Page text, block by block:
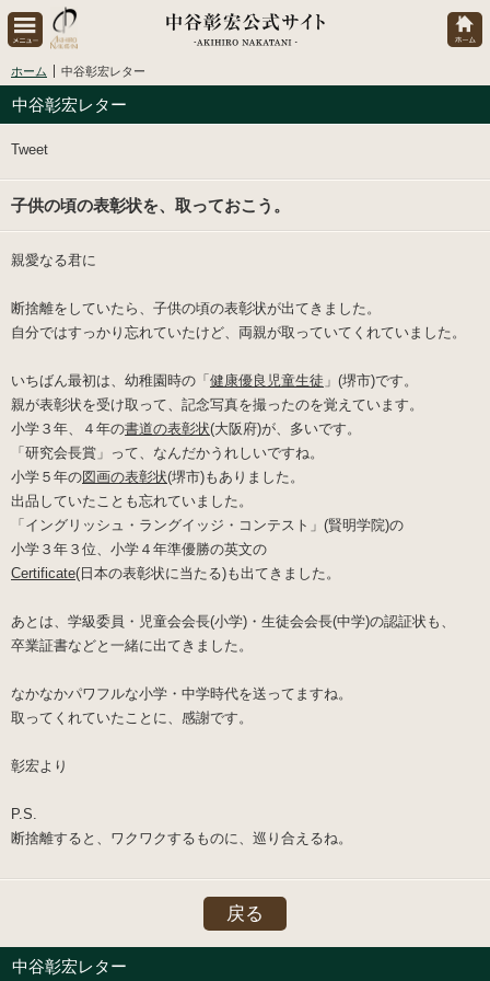
ホーム 中谷彰宏レター
中谷彰宏レター
Tweet
子供の頃の表彰状を、取っておこう。
親愛なる君に
断捨離をしていたら、子供の頃の表彰状が出てきました。
自分ではすっかり忘れていたけど、両親が取っていてくれていました。
いちばん最初は、幼稚園時の「 健康優良児童生徒 」(堺市)です。
親が表彰状を受け取って、記念写真を撮ったのを覚えています。
小学３年、４年の書道の表彰状(大阪府)が、多いです。
「研究会長賞」って、なんだかうれしいですね。
小学５年の図画の表彰状(堺市)もありました。
出品していたことも忘れていました。
「イングリッシュ・ラングイッジ・コンテスト」(賢明学院)の
小学３年３位、小学４年準優勝の英文の
Certificate(日本の表彰状に当たる)も出てきました。
あとは、学級委員・児童会会長(小学)・生徒会会長(中学)の認証状も、
卒業証書などと一緒に出てきました。
なかなかパワフルな小学・中学時代を送ってますね。
取ってくれていたことに、感謝です。
彰宏より
P.S.
断捨離すると、ワクワクするものに、巡り合えるね。
戻る
中谷彰宏レター